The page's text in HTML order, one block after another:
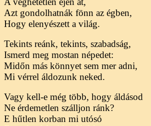
Azt gondolhatnák fönn az égben,
Hogy elenyészett a világ.
Tekints reánk, tekints, szabadság,
Ismerd meg mostan népedet:
Midőn más könnyet sem mer adni,
Mi vérrel áldozunk neked.
Vagy kell-e még több, hogy áldásod
Ne érdemetlen szálljon ránk?
E hűtlen korban mi utósó